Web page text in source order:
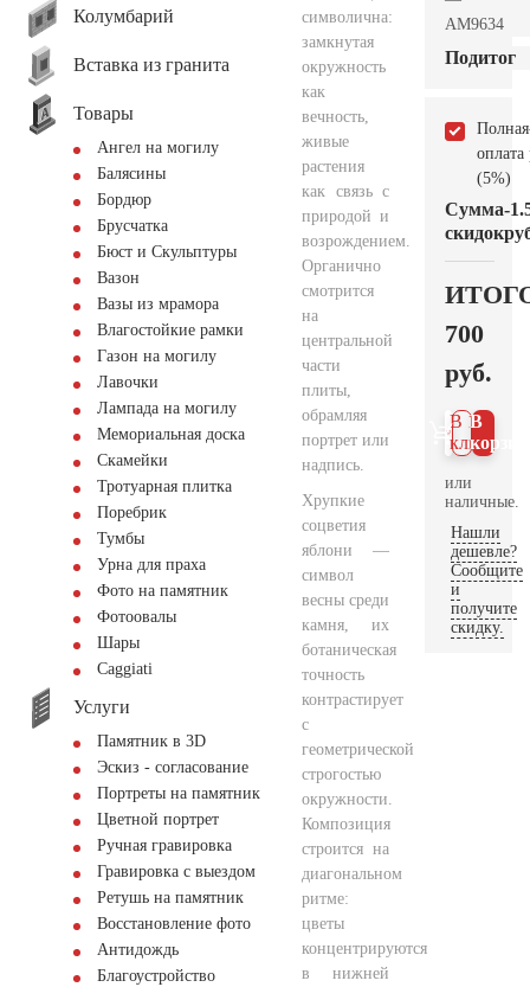
Колумбарий
Вставка из гранита
Товары
Ангел на могилу
Балясины
Бордюр
Брусчатка
Бюст и Скульптуры
Вазон
Вазы из мрамора
Влагостойкие рамки
Газон на могилу
Лавочки
Лампада на могилу
Мемориальная доска
Скамейки
Тротуарная плитка
Поребрик
Тумбы
Урна для праха
Фото на памятник
Фотоовалы
Шары
Сaggiati
Услуги
Памятник в 3D
Эскиз - согласование
Портреты на памятник
Цветной портрет
Ручная гравировка
Гравировка с выездом
Ретушь на памятник
Восстановление фото
Антидождь
Благоустройство
символична:
замкнутая
окружность
как
вечность,
живые
растения
как связь с
природой и
возрождением.
Органично
смотрится
на
центральной
части
плиты,
обрамляя
портрет или
надпись.
Хрупкие
соцветия
яблони —
символ
весны среди
камня, их
ботаническая
точность
контрастирует
с
геометрической
строгостью
окружности.
Композиция
строится на
диагональном
ритме:
цветы
концентрируются
в нижней
AM9634
Подитог
Полная
оплата
(5%)
Сумма
скидок
-
700
руб.
В
В 1
клик
или
наличные.
Нашли
дешевле?
Сообщите
и
получите
скидку.